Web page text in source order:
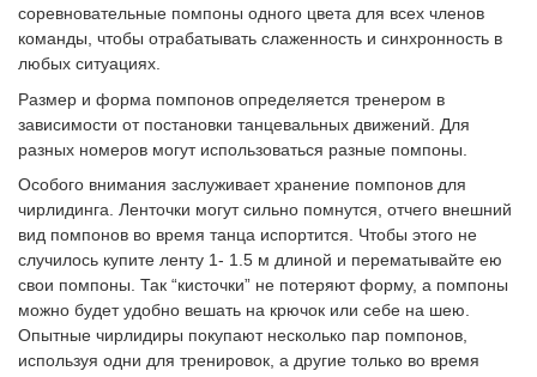
соревновательные помпоны одного цвета для всех членов
команды, чтобы отрабатывать слаженность и синхронность в
любых ситуациях.
Размер и форма помпонов определяется тренером в
зависимости от постановки танцевальных движений. Для
разных номеров могут использоваться разные помпоны.
Особого внимания заслуживает хранение помпонов для
чирлидинга. Ленточки могут сильно помнутся, отчего внешний
вид помпонов во время танца испортится. Чтобы этого не
случилось купите ленту 1- 1.5 м длиной и перематывайте ею
свои помпоны. Так “кисточки” не потеряют форму, а помпоны
можно будет удобно вешать на крючок или себе на шею.
Опытные чирлидиры покупают несколько пар помпонов,
используя одни для тренировок, а другие только во время